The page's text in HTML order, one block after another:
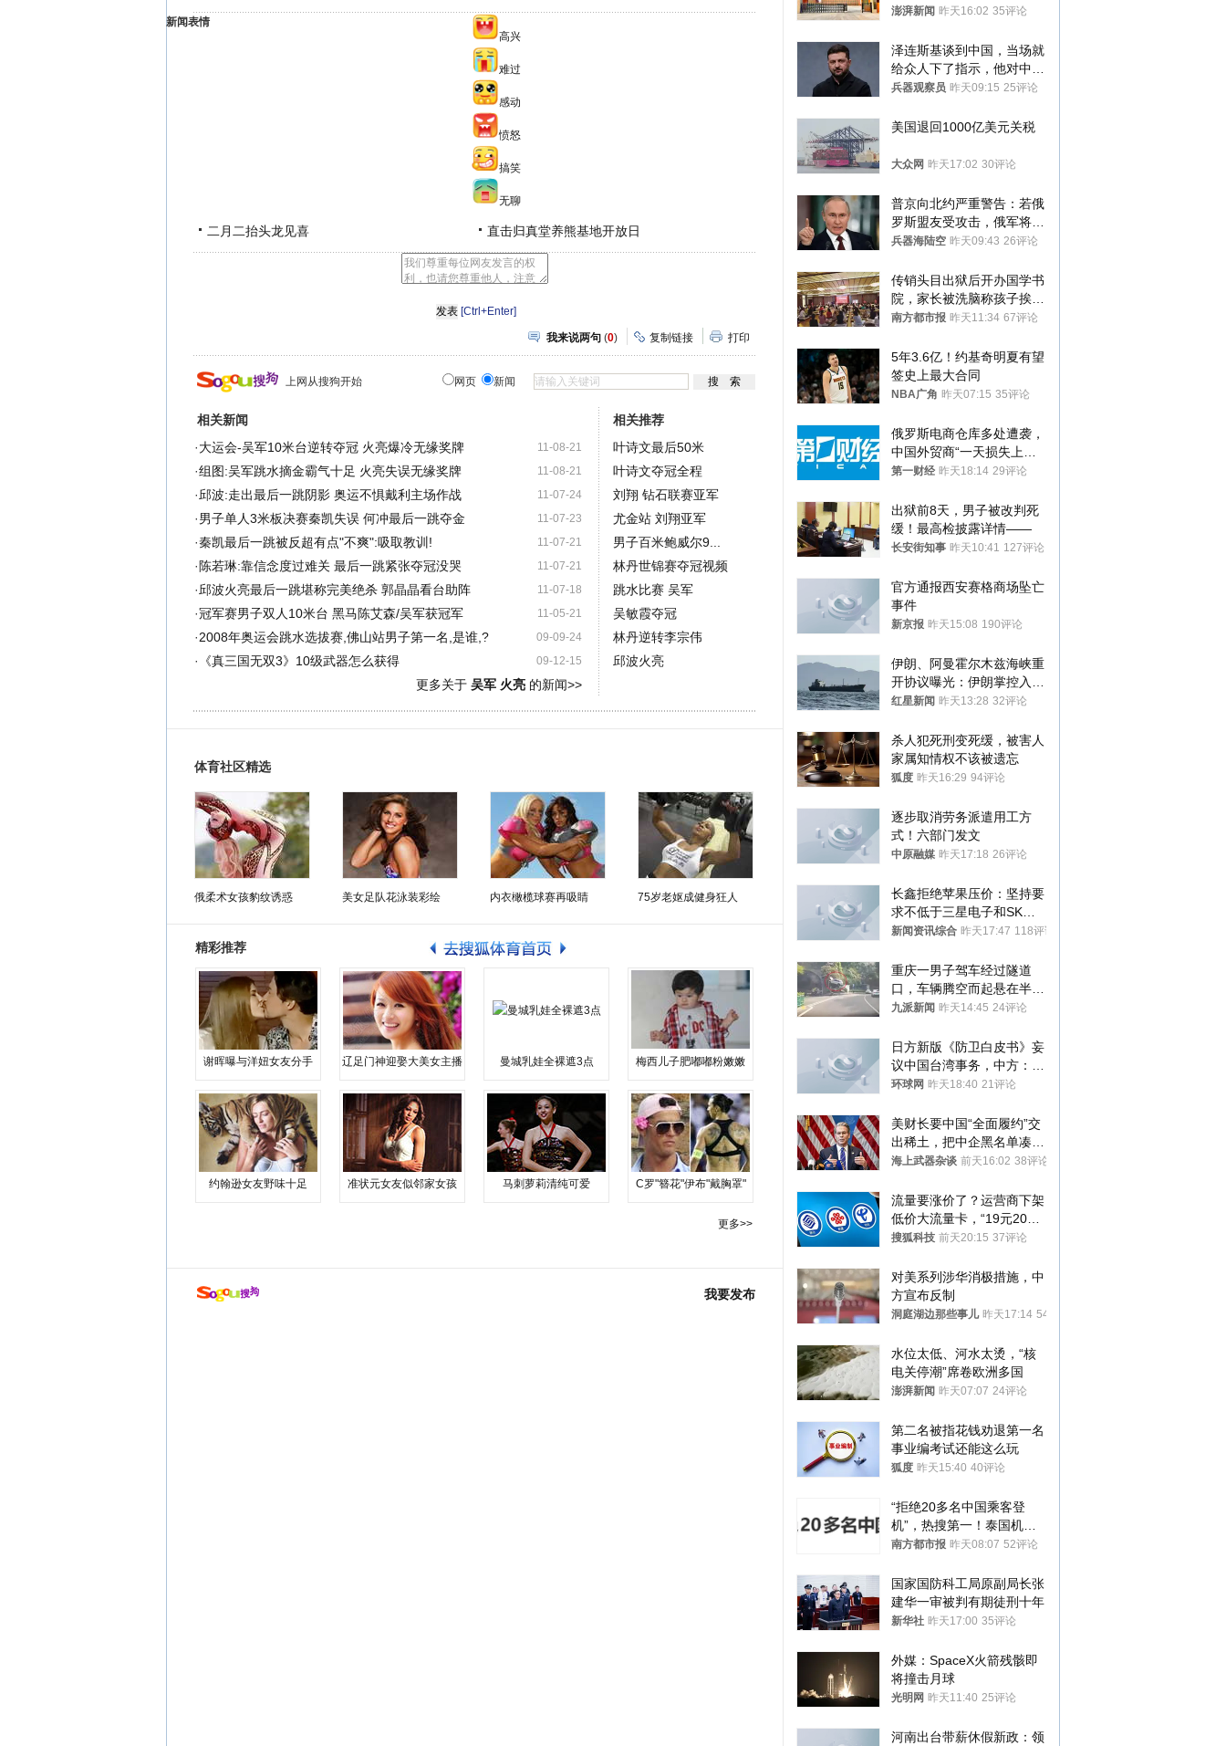
新闻表情
高兴
难过
感动
愤怒
搞笑
无聊
二月二抬头龙见喜 直击归真堂养熊基地开放日
[Ctrl+Enter]
我来说两句 (0) 复制链接 打印
上网从搜狗开始 网页 新闻
相关新闻
11-08-21
·大运会-吴军10米台逆转夺冠 火亮爆冷无缘奖牌
11-08-21
·组图:吴军跳水摘金霸气十足 火亮失误无缘奖牌
11-07-24
·邱波:走出最后一跳阴影 奥运不惧戴利主场作战
11-07-23
·男子单人3米板决赛秦凯失误 何冲最后一跳夺金
11-07-21
·秦凯最后一跳被反超有点"不爽":吸取教训!
11-07-21
· 陈若琳:靠信念度过难关 最后一跳紧张夺冠没哭
11-07-18
·邱波火亮最后一跳堪称完美绝杀 郭晶晶看台助阵
11-05-21
·冠军赛男子双人10米台 黑马陈艾森/吴军获冠军
09-09-24
·2008年奥运会跳水选拔赛,佛山站男子第一名,是谁,?
09-12-15
· 《真三国无双3》10级武器怎么获得
更多关于 吴军 火亮的新闻>>
相关推荐
叶诗文最后50米
叶诗文夺冠全程
刘翔 钻石联赛亚军
尤金站 刘翔亚军
男子百米鲍威尔9...
林丹世锦赛夺冠视频
跳水比赛 吴军
吴敏霞夺冠
林丹逆转李宗伟
邱波火亮
体育社区精选
俄柔术女孩豹纹诱惑 美女足队花泳装彩绘 内衣橄榄球赛再吸睛 75岁老妪成健身狂人
精彩推荐
谢晖曝与洋妞女友分手 辽足门神迎娶大美女主播 曼城乳娃全裸遮3点 梅西儿子肥嘟嘟粉嫩嫩
约翰逊女友野味十足 准状元女友似邻家女孩 马刺萝莉清纯可爱 C罗"簪花"伊布"戴胸罩"
更多>>
我要发布
应称“是给别人帮忙”
澎湃新闻 昨天16:02 35评论
泽连斯基谈到中国，当场就
给众人下了指示，他对中国
和中乌关系，显然又有了新
兵器观察员 昨天09:15 25评论
美国退回1000亿美元关税
大众网 昨天17:02 30评论
普京向北约严重警告：若俄
罗斯盟友受攻击，俄军将动
用核武器保护
兵器海陆空 昨天09:43 26评论
传销头目出狱后开办国学书
院，家长被洗脑称孩子挨打
才有效果
南方都市报 昨天11:34 67评论
5年3.6亿！约基奇明夏有望
签史上最大合同
NBA广角 昨天07:15 35评论
俄罗斯电商仓库多处遭袭，
中国外贸商“一天损失上
万”紧急清仓
第一财经 昨天18:14 29评论
出狱前8天，男子被改判死
缓！最高检披露详情——
长安街知事 昨天10:41 127评论
官方通报西安赛格商场坠亡
事件
新京报 昨天15:08 190评论
伊朗、阿曼霍尔木兹海峡重
开协议曝光：伊朗掌控入湾
航道，与阿曼平分“服务费”
红星新闻 昨天13:28 32评论
杀人犯死刑变死缓，被害人
家属知情权不该被遗忘
狐度 昨天16:29 94评论
逐步取消劳务派遣用工方
式！六部门发文
中原融媒 昨天17:18 26评论
长鑫拒绝苹果压价：坚持要
求不低于三星电子和SK海
力士
新闻资讯综合 昨天17:47 118评论
重庆一男子驾车经过隧道
口，车辆腾空而起悬在半
空，消防： 2人已送医，正
九派新闻 昨天14:45 24评论
日方新版《防卫白皮书》妄
议中国台湾事务，中方：强
烈不满、坚决反对，已向日
环球网 昨天18:40 21评论
美财长要中国“全面履约”交
出稀土，把中企黑名单凑到
187家，中方做最坏打算
海上武器杂谈 前天16:02 38评论
流量要涨价了？运营商下架
低价大流量卡，“19元200
G”成为历史
搜狐科技 前天20:15 37评论
对美系列涉华消极措施，中
方宣布反制
洞庭湖边那些事儿 昨天17:14 54评论
水位太低、河水太烫，“核
电关停潮”席卷欧洲多国
澎湃新闻 昨天07:07 24评论
第二名被指花钱劝退第一名
事业编考试还能这么玩
狐度 昨天15:40 40评论
“拒绝20多名中国乘客登
机”，热搜第一！泰国机场
方道歉
南方都市报 昨天08:07 52评论
国家国防科工局原副局长张
建华一审被判有期徒刑十年
新华社 昨天17:00 35评论
外媒：SpaceX火箭残骸即
将撞击月球
光明网 昨天11:40 25评论
河南出台带薪休假新政：领